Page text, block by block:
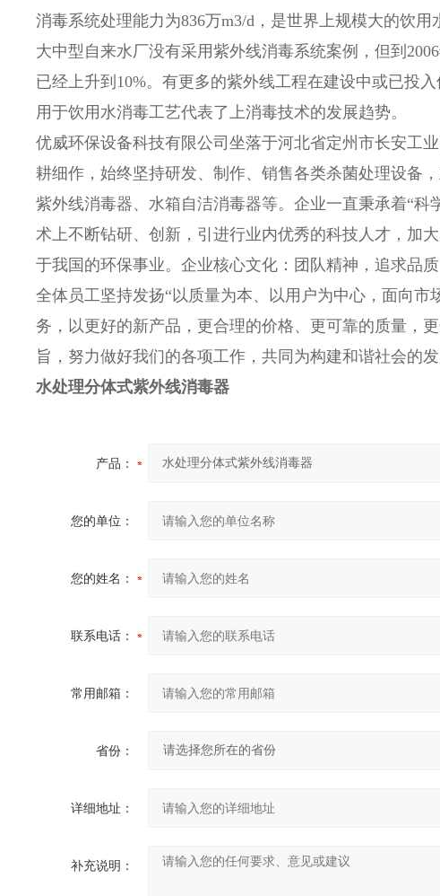
消毒系统处理能力为836万m3/d，是世界上规模大的饮
大中型自来水厂没有采用紫外线消毒系统案例，但到
已经上升到10%。有更多的紫外线工程在建设中或已投入
用于饮用水消毒工艺代表了上消毒技术的发展趋势。
优威环保设备科技有限公司坐落于河北省定州市长安工
耕细作，始终坚持研发、制作、销售各类杀菌处理设备
紫外线消毒器、水箱自洁消毒器等。企业一直秉承着“科
术上不断钻研、创新，引进行业内优秀的科技人才，加
于我国的环保事业。企业核心文化：团队精神，追求品
全体员工坚持发扬“以质量为本、以用户为中心，面向市
务，以更好的新产品，更合理的价格、更可靠的质量，
旨，努力做好我们的各项工作，共同为构建和谐社会的
水处理分体式紫外线消毒器
产品：
您的单位：
您的姓名：
联系电话：
常用邮箱：
省份：
详细地址：
补充说明：